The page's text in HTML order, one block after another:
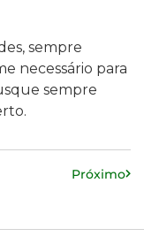
sempre
necessário para
sempre
Próximo